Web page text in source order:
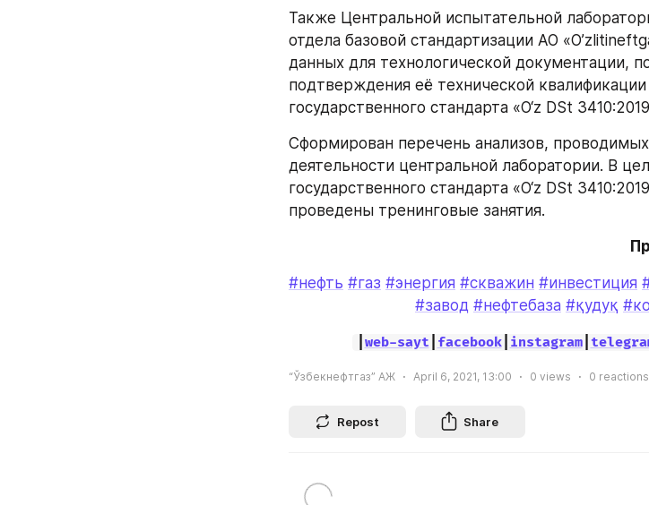
Также Центральной испытательной
отдела базовой стандартизации АО
данных для технологической документации,
подтверждения её технической
государственного стандарта «O‘z DSt
Сформирован перечень анализов, проводимых
деятельности центральной лаборатории. В
государственного стандарта «O‘z DSt
проведены тренинговые занятия.
#нефть #газ #энергия #скважин #инвестиция
#завод #нефтебаза #қудуқ
web-sayt facebook| instagram|
“Ўзбекнефтгаз” АЖ April 6, 2021, 13:00 0 views 0 reactions
Repost Share